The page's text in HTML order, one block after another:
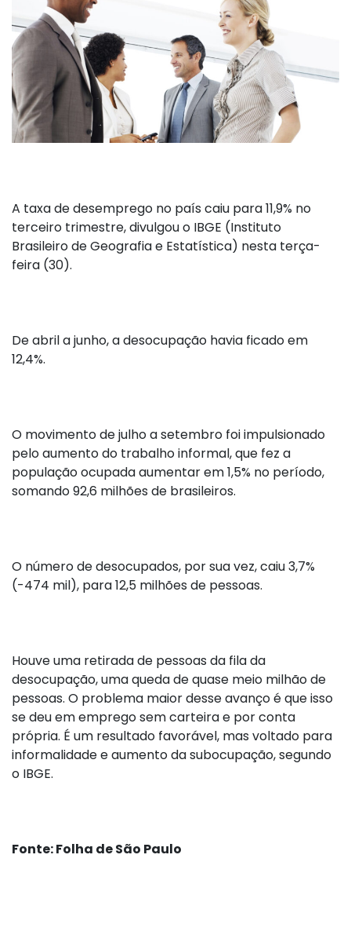
A taxa de desemprego no país caiu para 11,9% no
terceiro trimestre, divulgou o IBGE (Instituto
Brasileiro de Geografia e Estatística) nesta terça-
feira (30).
De abril a junho, a desocupação havia ficado em
12,4%.
O movimento de julho a setembro foi impulsionado
pelo aumento do trabalho informal, que fez a
população ocupada aumentar em 1,5% no período,
somando 92,6 milhões de brasileiros.
O número de desocupados, por sua vez, caiu 3,7%
(-474 mil), para 12,5 milhões de pessoas.
Houve uma retirada de pessoas da fila da
desocupação, uma queda de quase meio milhão de
pessoas. O problema maior desse avanço é que isso
se deu em emprego sem carteira e por conta
própria. É um resultado favorável, mas voltado para
informalidade e aumento da subocupação, segundo
o IBGE.
Fonte: Folha de São Paulo